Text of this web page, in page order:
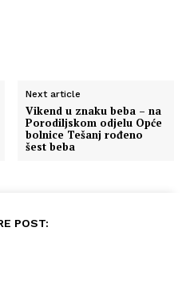
Next article
Vikend u znaku beba – na
Porodiljskom odjelu Opće
bolnice Tešanj rođeno
šest beba
POST: